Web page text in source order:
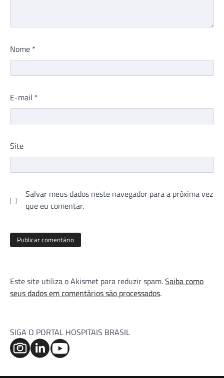
Nome *
E-mail *
Site
Salvar meus dados neste navegador para a próxima vez
que eu comentar.
Este site utiliza o Akismet para reduzir spam.Saiba como
seus dados em comentários são processados.
SIGA O PORTAL HOSPITAIS BRASIL